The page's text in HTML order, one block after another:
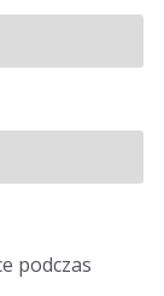
podczas